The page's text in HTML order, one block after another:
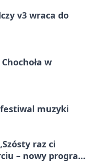
v3 wraca do
w
muzyki
raz ci
– nowy program